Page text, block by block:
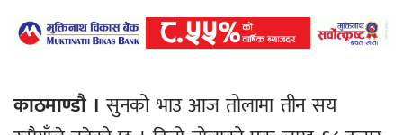
काठमाण्डौ । सुनको भाउ आज तोलामा तीन सय